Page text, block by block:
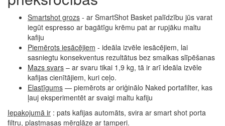
Smartshot grozs - ar SmartShot Basket palīdzību jūs varat
iegūt espresso ar bagātīgu krēmu pat ar rupjāku maltu
kafiju
Piemērots iesācējiem - ideāla izvēle iesācējiem, lai
sasniegtu konsekventus rezultātus bez smalkas slīpēšanas
Mazs svars – ar svaru tikai 1,9 kg, tā ir arī ideāla izvēle
kafijas cienītājiem, kuri ceļo.
Elastīgums — piemērots ar oriģinālo Naked portafilter, kas
ļauj eksperimentēt ar svaigi maltu kafiju
Iepakojumā ir : pats kafijas automāts, svira ar smart shot porta
filtru, plastmasas mērglāze ar tamperi.